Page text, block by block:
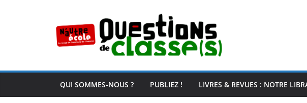
QUI SOMMES-NOUS ? PUBLIEZ ! LIVRES & REVUES : NOTRE